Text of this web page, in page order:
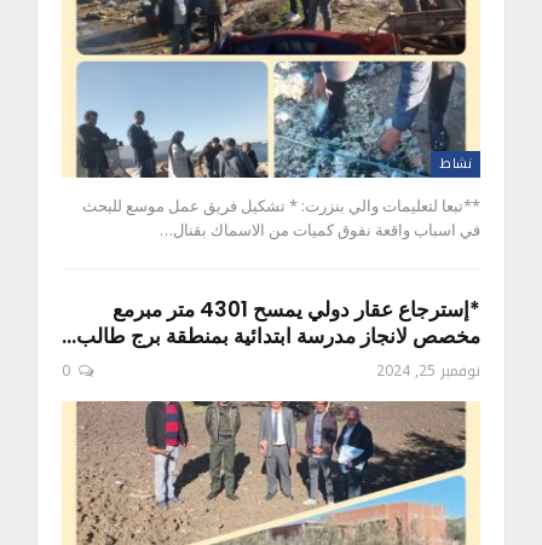
نشاط
**تبعا لتعليمات والي بنزرت: * تشكيل فريق عمل موسع للبحث
في اسباب واقعة نفوق كميات من الاسماك بقنال…
*إسترجاع عقار دولي يمسح 4301 متر مبرمع
مخصص لانجاز مدرسة ابتدائية بمنطقة برج طالب…
نوفمبر 25, 2024